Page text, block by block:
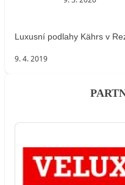
Luxusní podlahy Kährs v
9. 4. 2019